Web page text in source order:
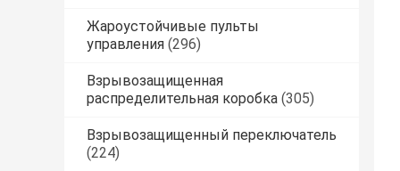
Жароустойчивые пульты
управления (296)
Взрывозащищенная
распределительная коробка (305)
Взрывозащищенный переключатель
(224)